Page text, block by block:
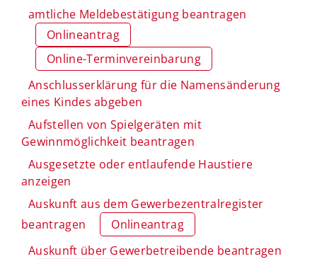
amtliche Meldebestätigung beantragen
Onlineantrag
Online-Terminvereinbarung
Anschlusserklärung für die Namensänderung
eines Kindes abgeben
Aufstellen von Spielgeräten mit
Gewinnmöglichkeit beantragen
Ausgesetzte oder entlaufende Haustiere
anzeigen
Auskunft aus dem Gewerbezentralregister
beantragen
Onlineantrag
Auskunft über Gewerbetreibende beantragen